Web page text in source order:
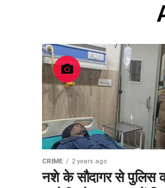
CRIME 2 years ago
नशे के सौदागर से पुलिस